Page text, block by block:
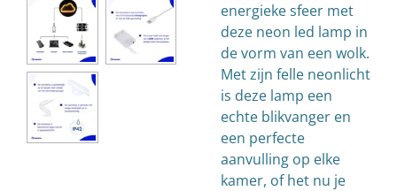
energieke sfeer met
deze neon led lamp in
de vorm van een wolk.
Met zijn felle neonlicht
is deze lamp een
echte blikvanger en
een perfecte
aanvulling op elke
kamer, of het nu je